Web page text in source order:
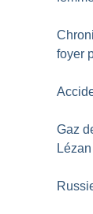
foyer
Gaz
Lézan